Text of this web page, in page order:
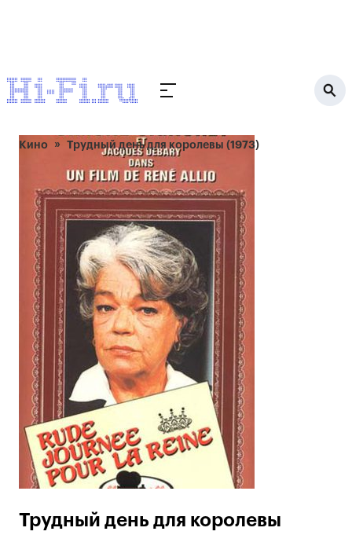
Кино Трудный день для королевы (1973)
Трудный день для королевы